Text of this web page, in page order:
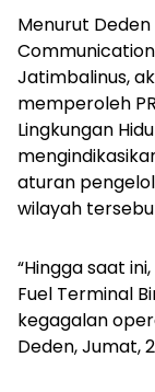
Menurut
Jatimbalinus,
memperoleh
Lingkungan
aturan
wilayah
“Hingga saat
Fuel Terminal
kegagalan
Deden, Jumat,